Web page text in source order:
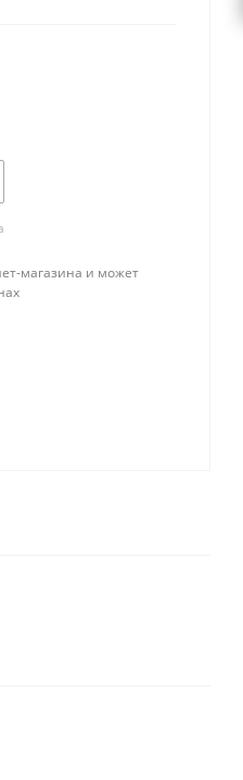
магазина и может